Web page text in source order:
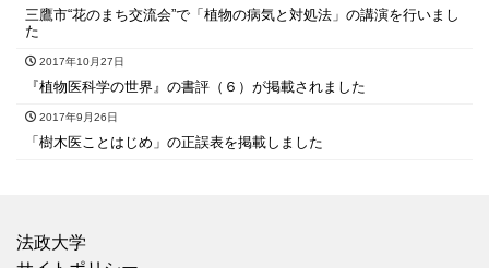
三鷹市“花のまち交流会”で「植物の病気と対処法」の講演を行いまし
た
2017年10月27日
『植物医科学の世界』の書評（６）が掲載されました
2017年9月26日
「樹木医ことはじめ」の正誤表を掲載しました
法政大学